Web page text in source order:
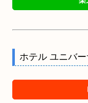
ホテル ユニバ